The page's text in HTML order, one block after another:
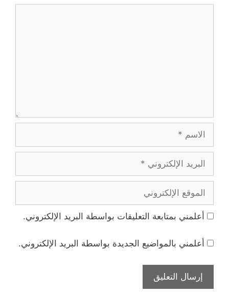
الإلكتروني
الإلكتروني
أعلمني بمتابعة التعليقات بواسطة البريد الإلكتروني.
أعلمني بالمواضيع الجديدة بواسطة البريد الإلكتروني.